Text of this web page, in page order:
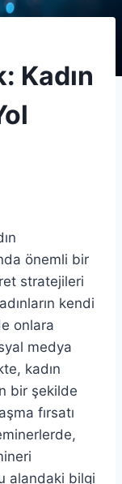
Kadın
önemli bir
stratejileri
kendi
onlara
medya
kadın
bir şekilde
fırsatı
alandaki bilgi